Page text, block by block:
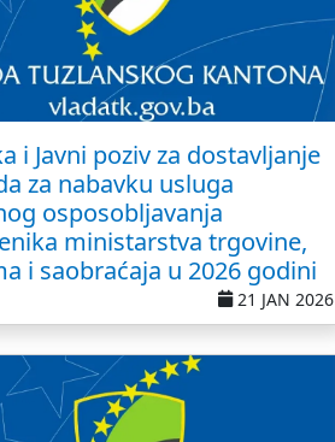
i Javni poziv za dostavljanje
za nabavku usluga
osposobljavanja
ministarstva trgovine,
i saobraćaja u 2026 godini
21 JAN 2026